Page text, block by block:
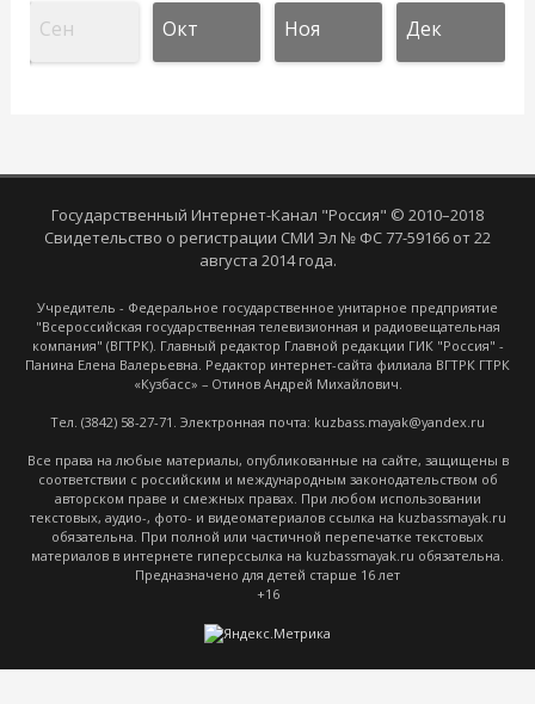
Сен Окт Ноя Дек
Государственный Интернет-Канал "Россия" © 2010–2018
Свидетельство о регистрации СМИ Эл № ФС 77-59166 от 22
августа 2014 года.
Учредитель - Федеральное государственное унитарное предприятие
"Всероссийская государственная телевизионная и радиовещательная
компания" (ВГТРК). Главный редактор Главной редакции ГИК "Россия" -
Панина Елена Валерьевна. Редактор интернет-сайта филиала ВГТРК ГТРК
«Кузбасс» – Отинов Андрей Михайлович.
Тел. (3842) 58-27-71. Электронная почта: kuzbass.mayak@yandex.ru
Все права на любые материалы, опубликованные на сайте, защищены в
соответствии с российским и международным законодательством об
авторском праве и смежных правах. При любом использовании
текстовых, аудио-, фото- и видеоматериалов ссылка на kuzbassmayak.ru
обязательна. При полной или частичной перепечатке текстовых
материалов в интернете гиперссылка на kuzbassmayak.ru обязательна.
Предназначено для детей старше 16 лет
+16